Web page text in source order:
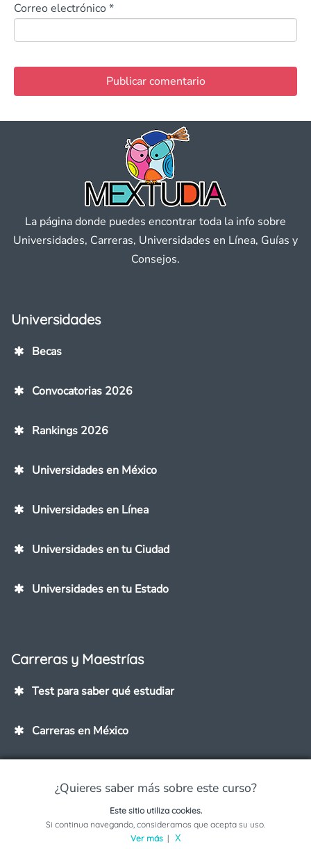
Correo electrónico *
¿Quieres saber más sobre este curso?
Solicita información sobre este programa
La página donde puedes encontrar toda la info sobre
Universidades, Carreras, Universidades en Línea, Guías y
Consejos.
Universidades
Becas
Convocatorias 2026
Rankings 2026
Universidades en México
Universidades en Línea
Universidades en tu Ciudad
Universidades en tu Estado
Carreras y Maestrías
Test para saber qué estudiar
Carreras en México
Carreras mejor pagadasEste sitio utiliza cookies.
Si continua navegando, consideramos que acepta su uso.
Ver más| X